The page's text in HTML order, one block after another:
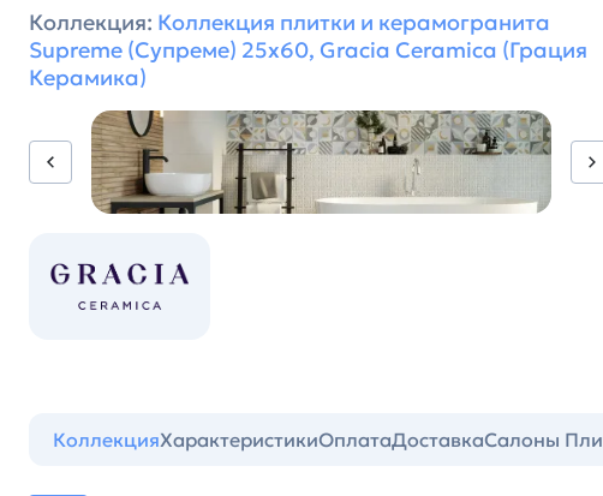
Коллекция: Коллекция плитки и керамогранита
Supreme (Супреме) 25х60, Gracia Ceramica (Грация
Керамика)
КоллекцияХарактеристикиОплатаДоставкаСалоны